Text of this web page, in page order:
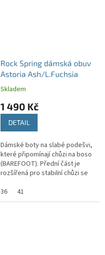
Rock Spring dámská obuv
Astoria Ash/L.Fuchsia
Skladem
1 490 Kč
DETAIL
Dámské boty na slabé podešvi,
které připomínají chůzi na boso
(BAREFOOT). Přední část je
rozšířená pro stabilní chůzi se
36
41